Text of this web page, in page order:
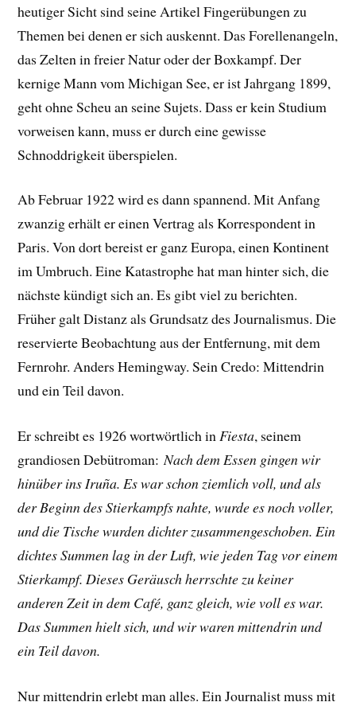
heutiger Sicht sind seine Artikel Fingerübungen zu
Themen bei denen er sich auskennt. Das Forellenangeln,
das Zelten in freier Natur oder der Boxkampf. Der
kernige Mann vom Michigan See, er ist Jahrgang 1899,
geht ohne Scheu an seine Sujets. Dass er kein Studium
vorweisen kann, muss er durch eine gewisse
Schnoddrigkeit überspielen.
Ab Februar 1922 wird es dann spannend. Mit Anfang
zwanzig erhält er einen Vertrag als Korrespondent in
Paris. Von dort bereist er ganz Europa, einen Kontinent
im Umbruch. Eine Katastrophe hat man hinter sich, die
nächste kündigt sich an. Es gibt viel zu berichten.
Früher galt Distanz als Grundsatz des Journalismus. Die
reservierte Beobachtung aus der Entfernung, mit dem
Fernrohr. Anders Hemingway. Sein Credo: Mittendrin
und ein Teil davon.
Er schreibt es 1926 wortwörtlich inFiesta, seinem
grandiosen Debütroman:Nach dem Essen gingen wir
hinüber ins Iruña. Es war schon ziemlich voll, und als
der Beginn des Stierkampfs nahte, wurde es noch voller,
und die Tische wurden dichter zusammengeschoben. Ein
dichtes Summen lag in der Luft, wie jeden Tag vor einem
Stierkampf. Dieses Geräusch herrschte zu keiner
anderen Zeit in dem Café, ganz gleich, wie voll es war.
Das Summen hielt sich, und wir waren mittendrin und
ein Teil davon.
Nur mittendrin erlebt man alles. Ein Journalist muss mit